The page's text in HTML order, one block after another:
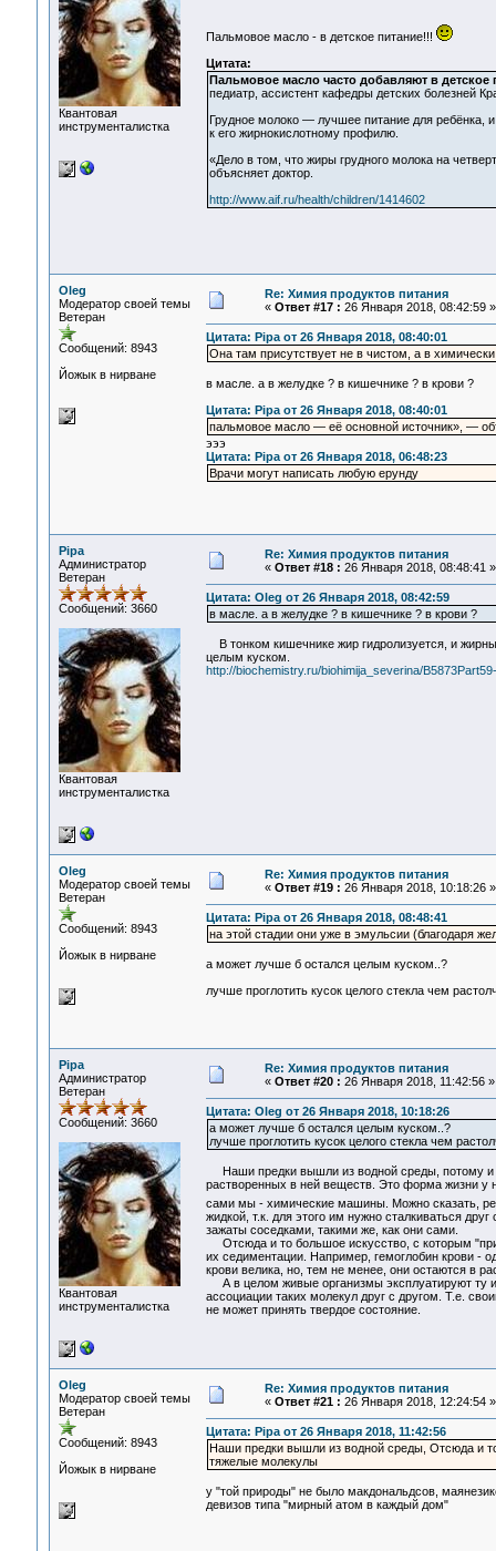
Квантовая
инструменталистка
Пальмовое масло - в детское питание!!!
Цитата:
Пальмовое масло часто добавляют в детское
педиатр, ассистент кафедры детских болезней
Грудное молоко — лучшее питание для ребёнка,
к его жирнокислотному профилю.
«Дело в том, что жиры грудного молока на
объясняет доктор.
http://www.aif.ru/health/children/1414602
Oleg
Модератор своей темы
Ветеран
Сообщений: 8943
Йожык в нирване
Re: Химия продуктов питания
« Ответ #17 : 26 Января 2018, 08:42:59 »
Цитата: Pipa от 26 Января 2018, 08:40:01
Она там присутствует не в чистом, а в
в масле. а в желудке ? в кишечнике ? в крови ?
Цитата: Pipa от 26 Января 2018, 08:40:01
пальмовое масло — её основной источник», —
эээ
Цитата: Pipa от 26 Января 2018, 06:48:23
Врачи могут написать любую ерунду
Pipa
Администратор
Ветеран
Сообщений: 3660
Квантовая
инструменталистка
Re: Химия продуктов питания
« Ответ #18 : 26 Января 2018, 08:48:41 »
Цитата: Oleg от 26 Января 2018, 08:42:59
в масле. а в желудке ? в кишечнике ? в крови ?
В тонком кишечнике жир гидролизуется, и
целым куском.
http://biochemistry.ru/biohimija_severina/
Oleg
Модератор своей темы
Ветеран
Сообщений: 8943
Йожык в нирване
Re: Химия продуктов питания
« Ответ #19 : 26 Января 2018, 10:18:26 »
Цитата: Pipa от 26 Января 2018, 08:48:41
на этой стадии они уже в эмульсии (благодаря
а может лучше б остался целым куском..?
лучше проглотить кусок целого стекла чем
Pipa
Администратор
Ветеран
Сообщений: 3660
Квантовая
инструменталистка
Re: Химия продуктов питания
« Ответ #20 : 26 Января 2018, 11:42:56 »
Цитата: Oleg от 26 Января 2018, 10:18:26
а может лучше б остался целым куском..?
лучше проглотить кусок целого стекла чем
Наши предки вышли из водной среды, потому и
растворенных в ней веществ. Это форма жизни у
сами мы - химические машины. Можно сказать,
жидкой, т.к. для этого им нужно сталкиваться
зажаты соседками, такими же, как они сами.
Отсюда и то большое искусство, с которым
их седиментации. Например, гемоглобин крови -
крови велика, но, тем не менее, они остаются в
А в целом живые организмы эксплуатируют ту
ассоциации таких молекул друг с другом. Т.е.
не может принять твердое состояние.
Oleg
Модератор своей темы
Ветеран
Сообщений: 8943
Йожык в нирване
Re: Химия продуктов питания
« Ответ #21 : 26 Января 2018, 12:24:54 »
Цитата: Pipa от 26 Января 2018, 11:42:56
Наши предки вышли из водной среды, Отсюда и
тяжелые молекулы
у "той природы" не было макдональдсов,
девизов типа "мирный атом в каждый дом"